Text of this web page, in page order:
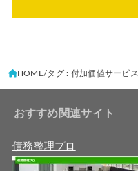
HOME タグ : 付加価値サービス
おすすめ関連サイト
債務整理プロ